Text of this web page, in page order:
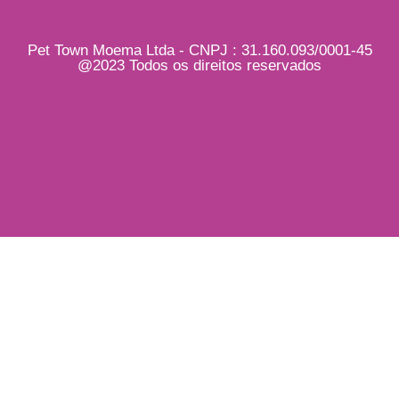
Pet Town Moema Ltda - CNPJ : 31.160.093/0001-45
@2023 Todos os direitos reservados